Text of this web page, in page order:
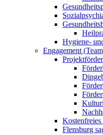
Hygiene-
Engagement
Flensburg